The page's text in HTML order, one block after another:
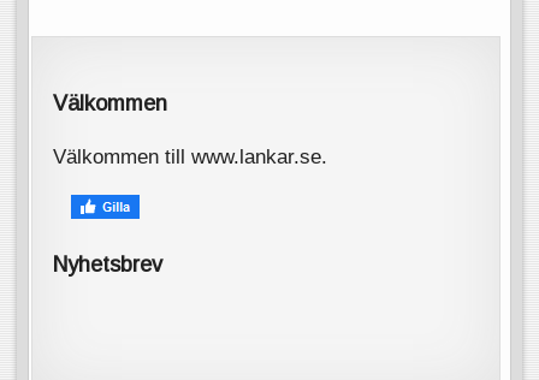
Välkommen
Välkommen till www.lankar.se.
Nyhetsbrev